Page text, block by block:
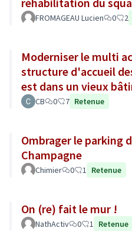
FROMAGEAU Lucien 0 2
Moderniser le multi
structure d'accueil
est dans un vieux
CB 0 7 Retenue
Ombrager le parking
Champagne
Chimier 0 1 Retenue
On (re) fait le mur !
NathActiv 0 1 Retenue